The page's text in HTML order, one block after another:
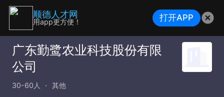
广东勤鹭农业科技股份有限
公司
30-60人 其他
顺德人才网
用app更方便！ 打开APP